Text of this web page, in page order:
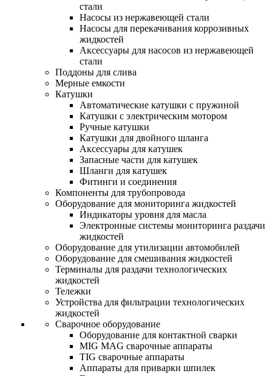
стали
Насосы из нержавеющей стали
Насосы для перекачивания коррозивных
жидкостей
Аксессуары для насосов из нержавеющей
стали
Поддоны для слива
Мерные емкости
Катушки
Автоматические катушки с пружиной
Катушки с электрическим мотором
Ручные катушки
Катушки для двойного шланга
Аксессуары для катушек
Запасные части для катушек
Шланги для катушек
Фитинги и соединения
Компоненты для трубопровода
Оборудование для мониторинга жидкостей
Индикаторы уровня для масла
Электронные системы мониторинга раздачи
жидкостей
Оборудование для утилизации автомобилей
Оборудование для смешивания жидкостей
Терминалы для раздачи технологических
жидкостей
Тележки
Устройства для фильтрации технологических
жидкостей
Сварочное оборудование
Оборудование для контактной сварки
MIG MAG сварочные аппараты
TIG сварочные аппараты
Аппараты для приварки шпилек